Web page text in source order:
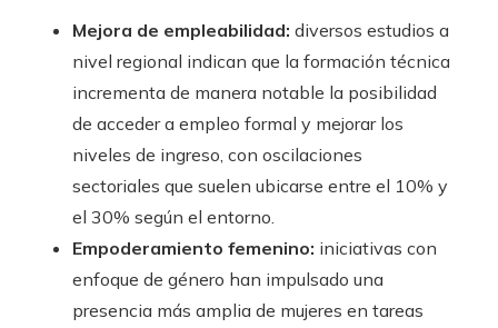
Mejora de empleabilidad: diversos estudios a
nivel regional indican que la formación técnica
incrementa de manera notable la posibilidad
de acceder a empleo formal y mejorar los
niveles de ingreso, con oscilaciones
sectoriales que suelen ubicarse entre el 10% y
el 30% según el entorno.
Empoderamiento femenino: iniciativas con
enfoque de género han impulsado una
presencia más amplia de mujeres en tareas